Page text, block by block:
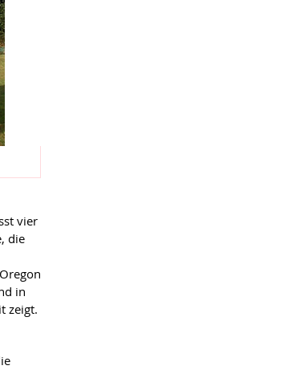
vier
die
in
zeigt.